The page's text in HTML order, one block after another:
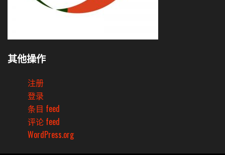
其他操作
注册
登录
条目 feed
评论 feed
WordPress.org